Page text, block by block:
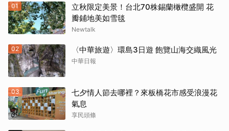
01
立秋限定美景！台北70株錫蘭橄欖盛開 花
瓣鋪地美如雪毯
Newtalk
02 〈中華旅遊〉環島3日遊 飽覽山海交織風光
中華日報
03
七夕情人節去哪裡？來板橋花市感受浪漫花
氣息
享民頭條